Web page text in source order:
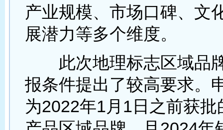
产业规模、市场口碑、文
展潜力等多个维度。
此次地理标志区域品
报条件提出了较高要求。
为2022年1月1日之前获批